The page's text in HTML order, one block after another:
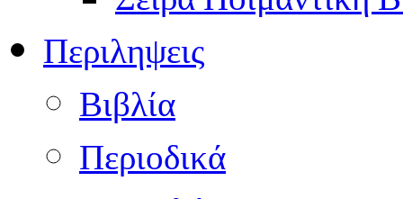
Περιληψεις
Βιβλία
Περιοδικά